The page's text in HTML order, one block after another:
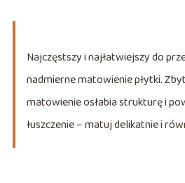
Najczęstszy i najłatwiejszy do
nadmierne matowienie płytki.
matowienie osłabia strukturę i
łuszczenie – matuj delikatnie i